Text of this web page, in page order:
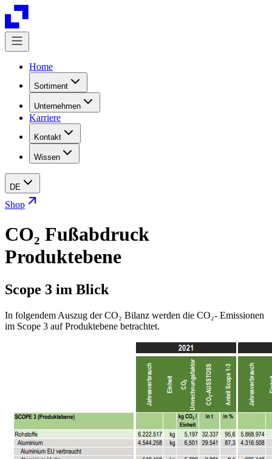
Home
Sortiment
Unternehmen
Karriere
Kontakt
Wissen
DE
Shop
CO₂ Fußabdruck
Produktebene
Scope 3 im Blick
In folgendem Auszug der CO₂ Bilanz werden die CO₂- Emissionen
im Scope 3 auf Produktebene betrachtet.